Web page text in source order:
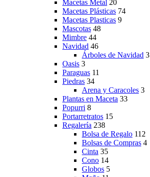
Macetas Metal 20
Macetas Plásticas 74
Macetas Plasticas 9
Mascotas 48
Mimbre 44
Navidad 46
Árboles de Navidad 3
Oasis 3
Paraguas 11
Piedras 34
Arena y Caracoles 3
Plantas en Maceta 33
Popurri 8
Portarretratos 15
Regalería 238
Bolsa de Regalo 112
Bolsas de Compras 4
Cinta 35
Cono 14
Globos 5